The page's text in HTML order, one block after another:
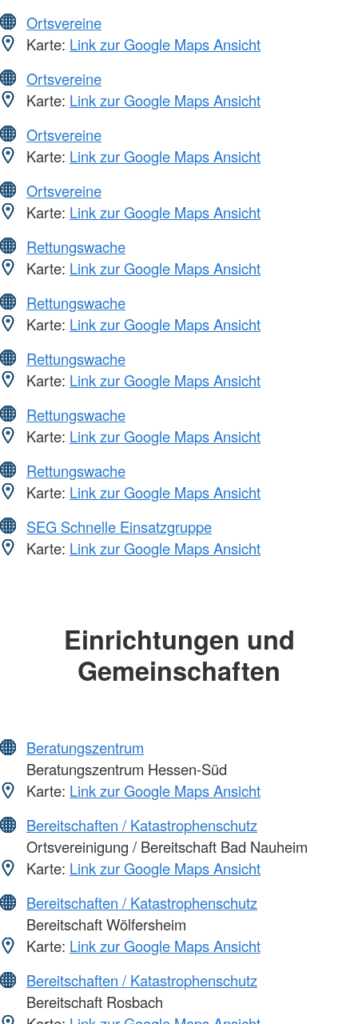
Ortsvereine
Karte: Link zur Google Maps Ansicht
Ortsvereine
Karte: Link zur Google Maps Ansicht
Ortsvereine
Karte: Link zur Google Maps Ansicht
Ortsvereine
Karte: Link zur Google Maps Ansicht
Rettungswache
Karte: Link zur Google Maps Ansicht
Rettungswache
Karte: Link zur Google Maps Ansicht
Rettungswache
Karte: Link zur Google Maps Ansicht
Rettungswache
Karte: Link zur Google Maps Ansicht
Rettungswache
Karte: Link zur Google Maps Ansicht
SEG Schnelle Einsatzgruppe
Karte: Link zur Google Maps Ansicht
Einrichtungen und
Gemeinschaften
Beratungszentrum
Beratungszentrum Hessen-Süd
Karte: Link zur Google Maps Ansicht
Bereitschaften / Katastrophenschutz
Ortsvereinigung / Bereitschaft Bad Nauheim
Karte: Link zur Google Maps Ansicht
Bereitschaften / Katastrophenschutz
Bereitschaft Wölfersheim
Karte: Link zur Google Maps Ansicht
Bereitschaften / Katastrophenschutz
Bereitschaft Rosbach